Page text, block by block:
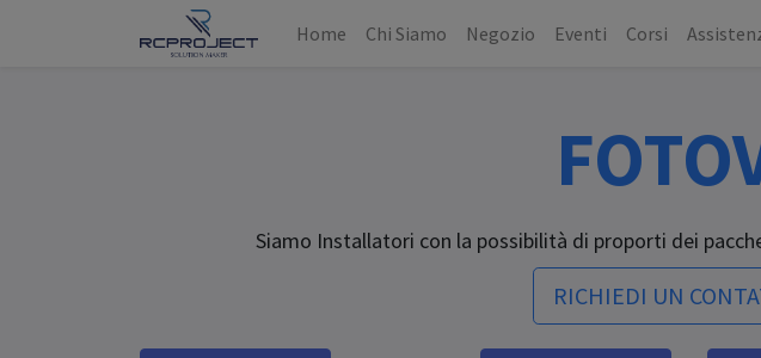
Home Chi Siamo Negozio Eventi Corsi
Siamo Installatori con la possibilità di proporti dei
RICHIEDI UN